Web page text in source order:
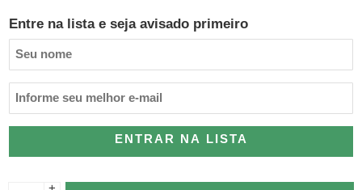
Entre na lista e seja avisado primeiro
ENTRAR NA LISTA